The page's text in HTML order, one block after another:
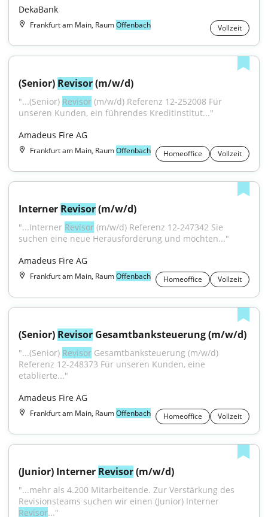
DekaBank
Frankfurt am Main, RaumOffenbach Vollzeit
(Senior) Revisor (m/w/d)
"...(Senior) Revisor (m/w/d) Referenz 12-252008 Für
unseren Kunden, ein führendes Kreditinstitut..."
Amadeus Fire AG
Frankfurt am Main, RaumOffenbach Homeoffice Vollzeit
Interner Revisor (m/w/d)
"...Interner Revisor (m/w/d) Referenz 12-247342 Sie
suchen eine neue Herausforderung und möchten..."
Amadeus Fire AG
Frankfurt am Main, RaumOffenbach Homeoffice Vollzeit
(Senior) Revisor Gesamtbanksteuerung (m/w/d)
"...(Senior) Revisor Gesamtbanksteuerung (m/w/d)
Referenz 12-248373 Für unseren Kunden, eine
etablierte..."
Amadeus Fire AG
Frankfurt am Main, RaumOffenbach Homeoffice Vollzeit
(Junior) Interner Revisor (m/w/d)
"...mehr als 4.200 Mitarbeitende. Zur Verstärkung des
Revisor..."